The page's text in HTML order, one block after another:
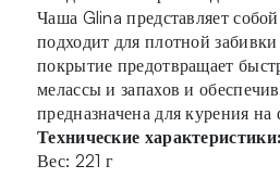
Чаша Glina представляет
подходит для плотной
покрытие предотвращает
мелассы и запахов и
предназначена для курения на
Технические характеристики:
Вес: 221 г